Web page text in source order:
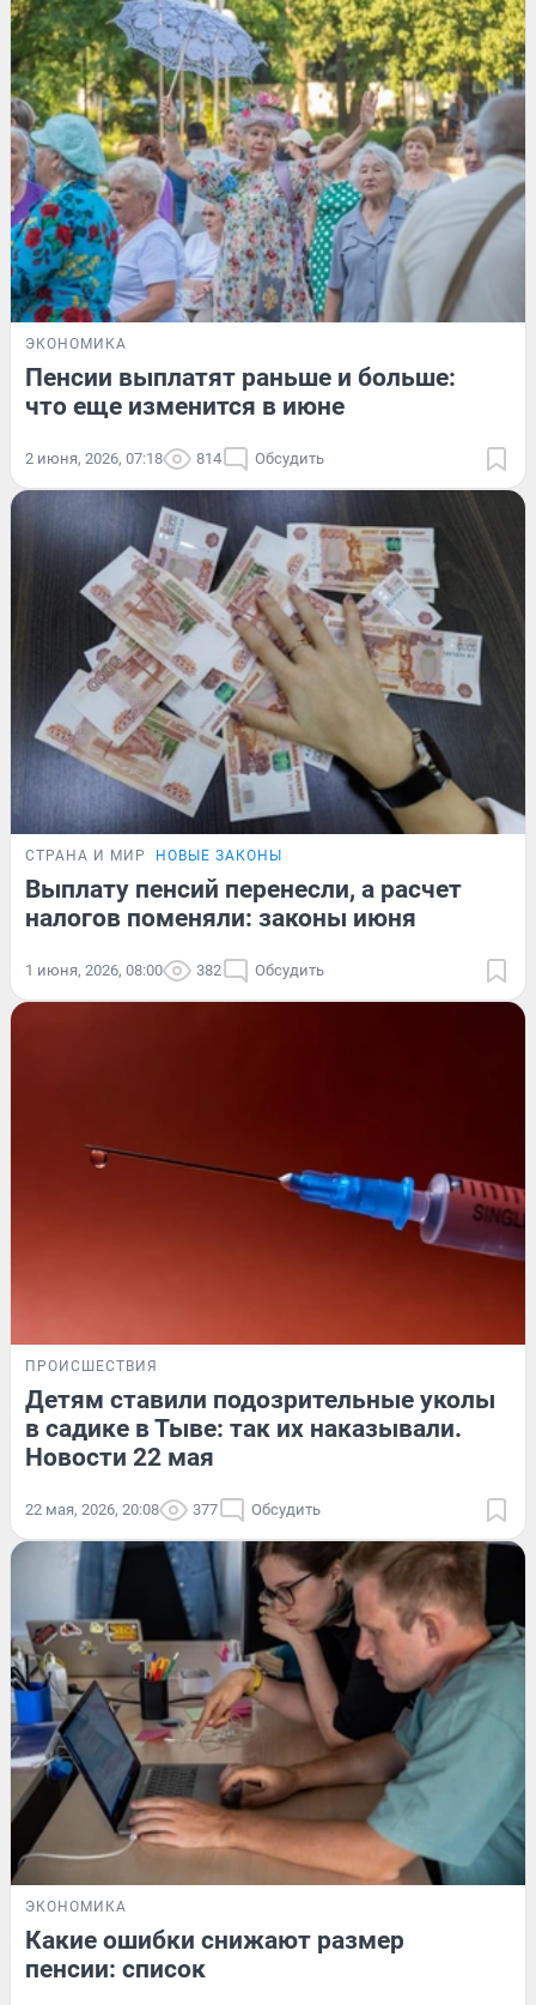
ЭКОНОМИКА
Пенсии выплатят раньше и больше:
что еще изменится в июне
2 июня, 2026, 07:18 814 Обсудить
СТРАНА И МИР НОВЫЕ ЗАКОНЫ
Выплату пенсий перенесли, а расчет
налогов поменяли: законы июня
1 июня, 2026, 08:00 382 Обсудить
ПРОИСШЕСТВИЯ
Детям ставили подозрительные уколы
в садике в Тыве: так их наказывали.
Новости 22 мая
22 мая, 2026, 20:08 377 Обсудить
ЭКОНОМИКА
Какие ошибки снижают размер
пенсии: список